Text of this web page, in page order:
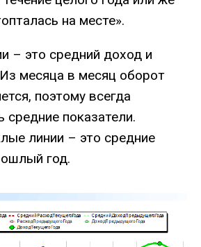
на месте».
– это средний доход и
месяца в месяц оборот
поэтому всегда
средние показатели.
линии – это средние
год.